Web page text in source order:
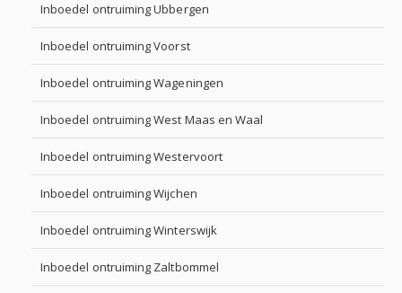
Inboedel ontruiming Ubbergen
Inboedel ontruiming Voorst
Inboedel ontruiming Wageningen
Inboedel ontruiming West Maas en Waal
Inboedel ontruiming Westervoort
Inboedel ontruiming Wijchen
Inboedel ontruiming Winterswijk
Inboedel ontruiming Zaltbommel